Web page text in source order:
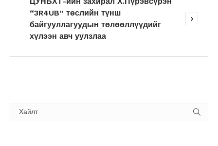
“3R4UB” төслийн түнш
байгууллагуудын төлөөллүүдийг
хүлээн авч уулзлаа